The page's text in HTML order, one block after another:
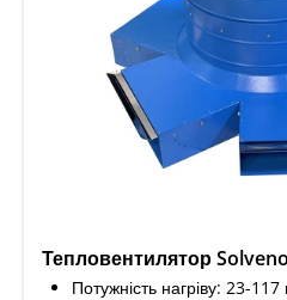
Тепловентилятор
Потужність нагріву: 23-117